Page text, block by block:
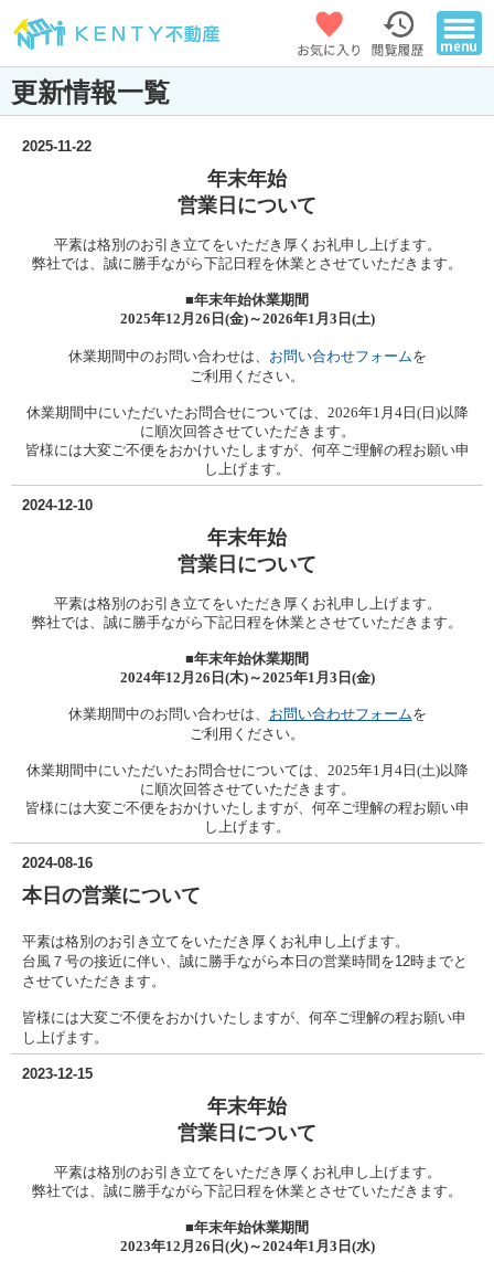
更新情報一覧
2025-11-22
年末年始
営業日について
平素は格別のお引き立てをいただき厚くお礼申し上げます。
弊社では、誠に勝手ながら下記日程を休業とさせていただきます。
■年末年始休業期間
2025年12月26日(金)～2026年1月3日(土)
休業期間中のお問い合わせは、 お問い合わせフォームを
ご利用ください。
休業期間中にいただいたお問合せについては、2026年1月4日(日)以降
に順次回答させていただきます。
皆様には大変ご不便をおかけいたしますが、何卒ご理解の程お願い申
し上げます。
2024-12-10
年末年始
営業日について
平素は格別のお引き立てをいただき厚くお礼申し上げます。
弊社では、誠に勝手ながら下記日程を休業とさせていただきます。
■年末年始休業期間
2024年12月26日(木)～2025年1月3日(金)
休業期間中のお問い合わせは、 お問い合わせフォームを
ご利用ください。
休業期間中にいただいたお問合せについては、2025年1月4日(土)以降
に順次回答させていただきます。
皆様には大変ご不便をおかけいたしますが、何卒ご理解の程お願い申
し上げます。
2024-08-16
本日の営業について
平素は格別のお引き立てをいただき厚くお礼申し上げます。
台風７号の接近に伴い 、誠に勝手ながら本日の営業時間を12時までと
させていただきます。
皆様には大変ご不便をおかけいたしますが、何卒ご理解の程お願い申
し上げます。
2023-12-15
年末年始
営業日について
平素は格別のお引き立てをいただき厚くお礼申し上げます。
弊社では、誠に勝手ながら下記日程を休業とさせていただきます。
■年末年始休業期間
2023年12月26日(火)～2024年1月3日(水)